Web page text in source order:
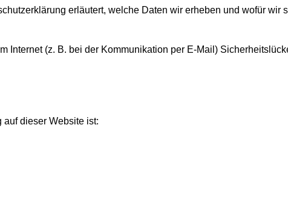
erläutert, welche Daten wir erheben und wofür wir
Internet (z. B. bei der Kommunikation per E-Mail)
dieser Website ist: